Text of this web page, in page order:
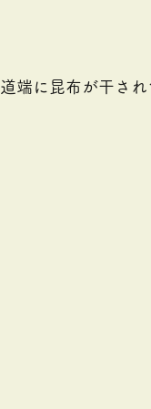
道端に昆布が干され